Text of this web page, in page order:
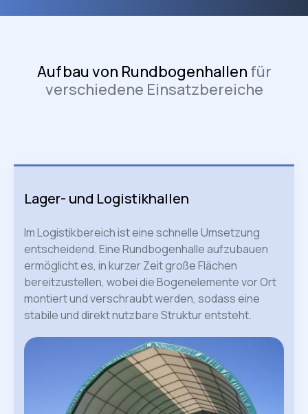
Aufbau von Rundbogenhallen für
verschiedene Einsatzbereiche
Lager- und Logistikhallen
Im Logistikbereich ist eine schnelle Umsetzung
entscheidend. Eine Rundbogenhalle aufzubauen
ermöglicht es, in kurzer Zeit große Flächen
bereitzustellen, wobei die Bogenelemente vor Ort
montiert und verschraubt werden, sodass eine
stabile und direkt nutzbare Struktur entsteht.